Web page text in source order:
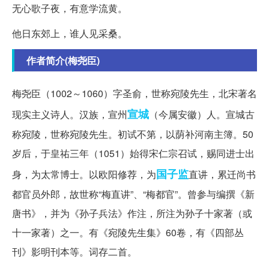
无心歌子夜，有意学流黄。
他日东郊上，谁人见采桑。
作者简介(梅尧臣)
梅尧臣（1002～1060）字圣俞，世称宛陵先生，北宋著名
现实主义诗人。汉族，宣州宣城 （今属安徽）人。宣城古
称宛陵，世称宛陵先生。初试不第，以荫补河南主簿。50
岁后，于皇祐三年（1051）始得宋仁宗召试，赐同进士出
身，为太常博士。以欧阳修荐，为国子监直讲，累迁尚书
都官员外郎，故世称“梅直讲”、“梅都官”。曾参与编撰《新
唐书》，并为《孙子兵法》作注，所注为孙子十家著（或
十一家著）之一。有《宛陵先生集》60卷，有《四部丛
刊》影明刊本等。词存二首。